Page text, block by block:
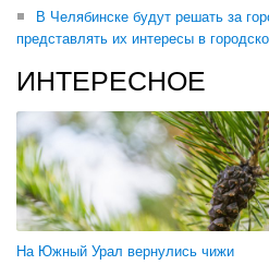
В Челябинске будут решать за
представлять их интересы в
ИНТЕРЕСНОЕ
На Южный Урал вернулись чижи